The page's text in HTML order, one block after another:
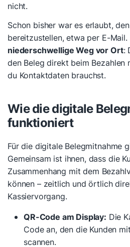
nicht.
Schon bisher war es erlaubt,
bereitzustellen, etwa per E-
niederschwellige Weg vor Ort:
den Beleg direkt beim Bezahlen
du Kontaktdaten brauchst.
Wie die digitale
funktioniert
Für die digitale Belegmitnahme
Gemeinsam ist ihnen, dass die
Zusammenhang mit dem
können – zeitlich und örtlich
Kassiervorgang.
QR-Code am Display: Die
Code an, den die Kunden
scannen.